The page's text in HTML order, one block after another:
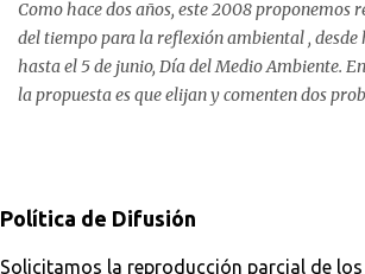
Como hace dos años, este 2008 proponemos
del tiempo para la reflexión ambiental ,
hasta el 5 de junio, Día del Medio Ambiente.
la propuesta es que elijan y comenten dos
la toma de conciencia es un factor
observación de medios, buscamos fomentar
Política de Difusión
Solicitamos la reproducción parcial de